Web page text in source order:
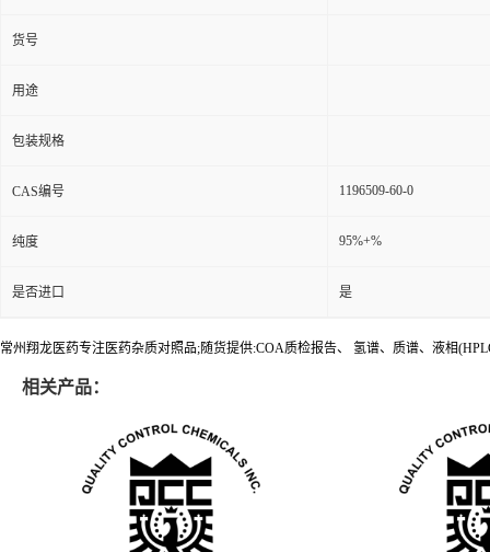
货号
用途
包装规格
CAS编号 1196509-60-0
纯度 95%+%
是否进口 是
常州翔龙医药专注医药杂质对照品;随货提供:COA质检报告、 氢谱、质谱、液相
相关产品：